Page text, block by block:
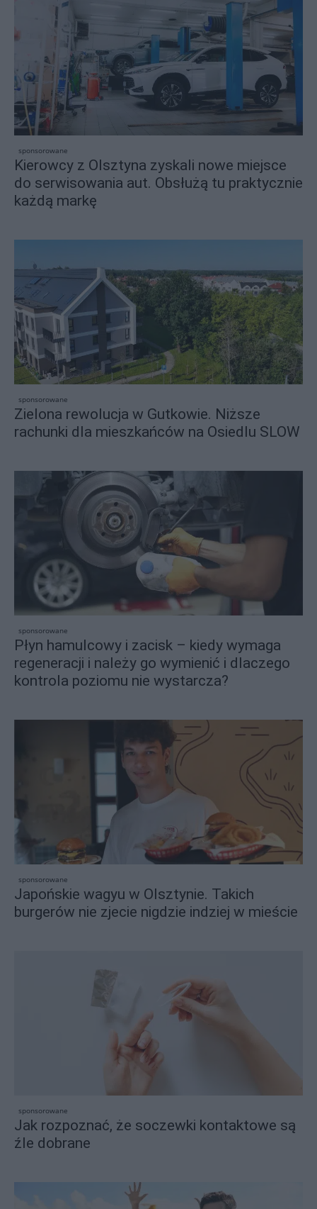
sponsorowane
Kierowcy z Olsztyna zyskali nowe miejsce
do serwisowania aut. Obsłużą tu praktycznie
każdą markę
sponsorowane
Zielona rewolucja w Gutkowie. Niższe
rachunki dla mieszkańców na Osiedlu SLOW
sponsorowane
Płyn hamulcowy i zacisk – kiedy wymaga
regeneracji i należy go wymienić i dlaczego
kontrola poziomu nie wystarcza?
sponsorowane
Japońskie wagyu w Olsztynie. Takich
burgerów nie zjecie nigdzie indziej w mieście
sponsorowane
Jak rozpoznać, że soczewki kontaktowe są
źle dobrane